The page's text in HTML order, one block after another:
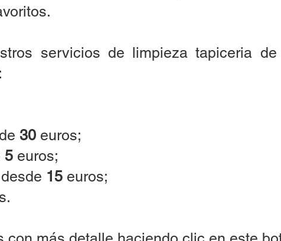
servicios de limpieza tapiceria de
30 euros;
5 euros;
15 euros;